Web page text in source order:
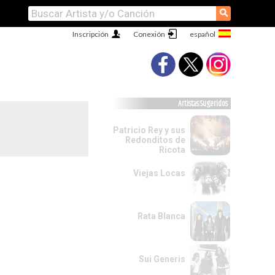
⚲
Conexión
Inscripción
Artistas Sugeridos
Patricio Rey y sus
Redonditos de
Ricota
Viejas Locas
Rata Blanca
Sui Generis